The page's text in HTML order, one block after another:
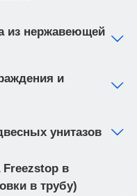
из нержавеющей
и
унитазов
Freezstop в
в трубу)